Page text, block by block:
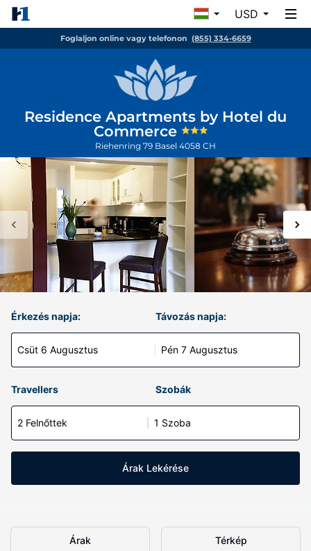
USD
Foglaljon online vagy telefonon (855) 334-6659
Residence Apartments by Hotel du
Commerce
Riehenring 79 Basel 4058 CH
Érkezés napja:
Csüt 6 Augusztus
Távozás napja:
Pén 7 Augusztus
Travellers Szobák
2 Felnőttek 1 Szoba
Árak Lekérése
Árak Térkép